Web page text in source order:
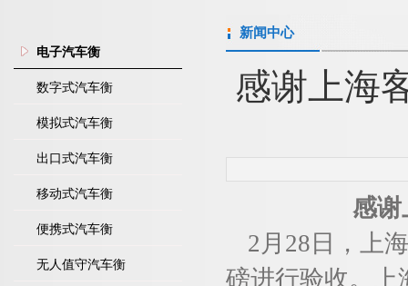
电子汽车衡
数字式汽车衡
模拟式汽车衡
出口式汽车衡
移动式汽车衡
便携式汽车衡
无人值守汽车衡
新闻中心
感谢上海
感谢
2 月 28 日，上
磅进行验收。上